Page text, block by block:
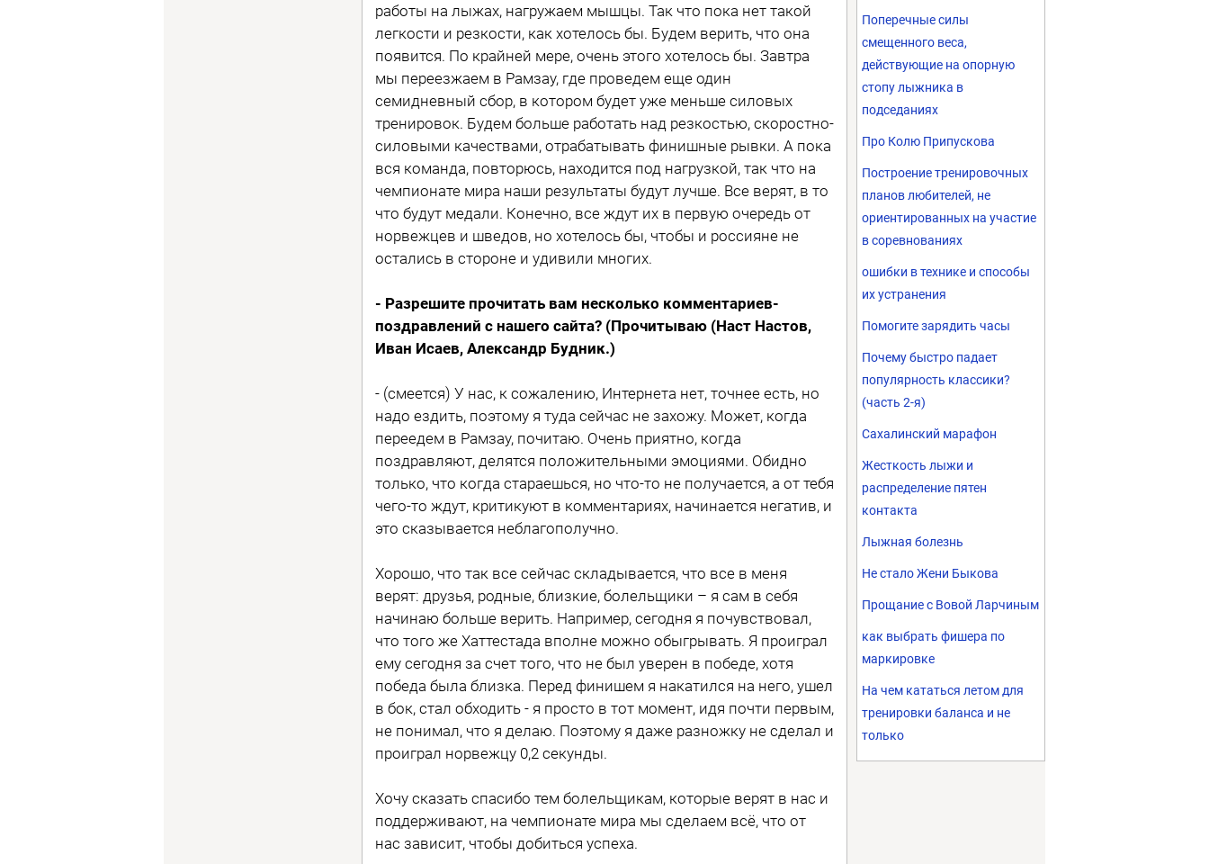
работы на лыжах, нагружаем мышцы. Так что пока нет такой
легкости и резкости, как хотелось бы. Будем верить, что она
появится. По крайней мере, очень этого хотелось бы. Завтра
мы переезжаем в Рамзау, где проведем еще один
семидневный сбор, в котором будет уже меньше силовых
тренировок. Будем больше работать над резкостью, скоростно-
силовыми качествами, отрабатывать финишные рывки. А пока
вся команда, повторюсь, находится под нагрузкой, так что на
чемпионате мира наши результаты будут лучше. Все верят, в то
что будут медали. Конечно, все ждут их в первую очередь от
норвежцев и шведов, но хотелось бы, чтобы и россияне не
остались в стороне и удивили многих.
- Разрешите прочитать вам несколько комментариев-
поздравлений с нашего сайта? (Прочитываю (Наст Настов,
Иван Исаев, Александр Будник.)
- (смеется) У нас, к сожалению, Интернета нет, точнее есть, но
надо ездить, поэтому я туда сейчас не захожу. Может, когда
переедем в Рамзау, почитаю. Очень приятно, когда
поздравляют, делятся положительными эмоциями. Обидно
только, что когда стараешься, но что-то не получается, а от тебя
чего-то ждут, критикуют в комментариях, начинается негатив, и
это сказывается неблагополучно.
Хорошо, что так все сейчас складывается, что все в меня
верят: друзья, родные, близкие, болельщики – я сам в себя
начинаю больше верить. Например, сегодня я почувствовал,
что того же Хаттестада вполне можно обыгрывать. Я проиграл
ему сегодня за счет того, что не был уверен в победе, хотя
победа была близка. Перед финишем я накатился на него, ушел
в бок, стал обходить - я просто в тот момент, идя почти первым,
не понимал, что я делаю. Поэтому я даже разножку не сделал и
проиграл норвежцу 0,2 секунды.
Хочу сказать спасибо тем болельщикам, которые верят в нас и
поддерживают, на чемпионате мира мы сделаем всё, что от
нас зависит, чтобы добиться успеха.
Поперечные силы
смещенного веса,
действующие на опорную
стопу лыжника в
подседаниях
Про Колю Припускова
Построение тренировочных
планов любителей, не
ориентированных на участие
в соревнованиях
ошибки в технике и способы
их устранения
Помогите зарядить часы
Почему быстро падает
популярность классики?
(часть 2-я)
Сахалинский марафон
Жесткость лыжи и
распределение пятен
контакта
Лыжная болезнь
Не стало Жени Быкова
Прощание с Вовой Ларчиным
как выбрать фишера по
маркировке
На чем кататься летом для
тренировки баланса и не
только